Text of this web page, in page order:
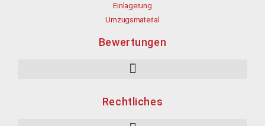
Einlagerung
Umzugsmaterial
Bewertungen
Rechtliches